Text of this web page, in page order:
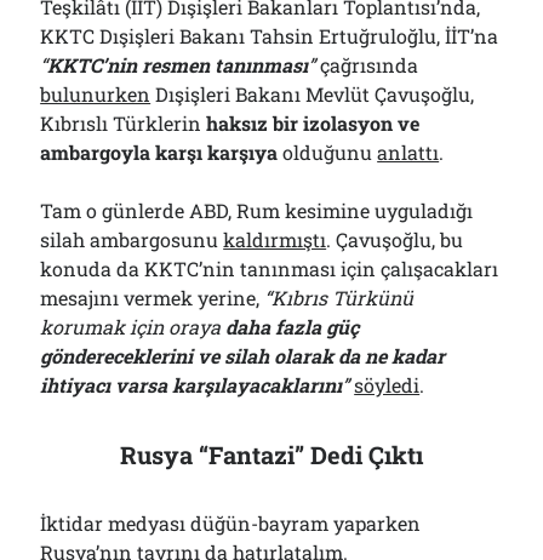
Teşkilâtı (İİT) Dışişleri Bakanları Toplantısı’nda,
KKTC Dışişleri Bakanı Tahsin Ertuğruloğlu, İİT’na
“KKTC’nin resmen tanınması”çağrısında
bulunurken Dışişleri Bakanı Mevlüt Çavuşoğlu,
Kıbrıslı Türklerinhaksız bir izolasyon ve
ambargoyla karşı karşıyaolduğunuanlattı.
Tam o günlerde ABD, Rum kesimine uyguladığı
silah ambargosunukaldırmıştı. Çavuşoğlu, bu
konuda da KKTC’nin tanınması için çalışacakları
mesajını vermek yerine, “Kıbrıs Türkünü
korumak için oraya daha fazla güç
göndereceklerini ve silah olarak da ne kadar
ihtiyacı varsa karşılayacaklarını”söyledi.
Rusya “Fantazi” Dedi Çıktı
İktidar medyası düğün-bayram yaparken
Rusya’nın tavrını da hatırlatalım.